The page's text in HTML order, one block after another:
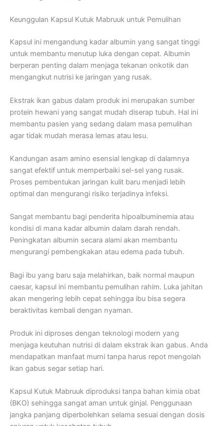
Keunggulan Kapsul Kutuk Mabruuk untuk Pemulihan
Kapsul ini mengandung kadar albumin yang sangat tinggi
untuk membantu menutup luka dengan cepat. Albumin
berperan penting dalam menjaga tekanan onkotik dan
mengangkut nutrisi ke jaringan yang rusak.
Ekstrak ikan gabus dalam produk ini merupakan sumber
protein hewani yang sangat mudah diserap tubuh. Hal ini
membantu pasien yang sedang dalam masa pemulihan
agar tidak mudah merasa lemas atau lesu.
Kandungan asam amino esensial lengkap di dalamnya
sangat efektif untuk memperbaiki sel-sel yang rusak.
Proses pembentukan jaringan kulit baru menjadi lebih
optimal dan mengurangi risiko terjadinya infeksi.
Sangat membantu bagi penderita hipoalbuminemia atau
kondisi di mana kadar albumin dalam darah rendah.
Peningkatan albumin secara alami akan membantu
mengurangi pembengkakan atau edema pada tubuh.
Bagi ibu yang baru saja melahirkan, baik normal maupun
caesar, kapsul ini membantu pemulihan rahim. Luka jahitan
akan mengering lebih cepat sehingga ibu bisa segera
beraktivitas kembali dengan nyaman.
Produk ini diproses dengan teknologi modern yang
menjaga keutuhan nutrisi di dalam ekstrak ikan gabus. Anda
mendapatkan manfaat murni tanpa harus repot mengolah
ikan gabus segar setiap hari.
Kapsul Kutuk Mabruuk diproduksi tanpa bahan kimia obat
(BKO) sehingga sangat aman untuk ginjal. Penggunaan
jangka panjang diperbolehkan selama sesuai dengan dosis